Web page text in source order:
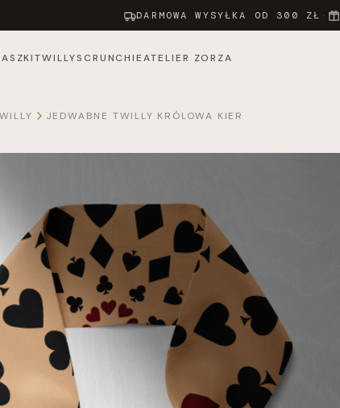
DARMOWA WYSYŁKA OD 300 ZŁ ·
TWILLYSCRUNCHIEATELIER ZORZA
JEDWABNE TWILLY KRÓLOWA KIER